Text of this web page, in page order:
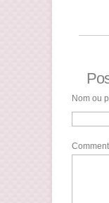
Nom ou